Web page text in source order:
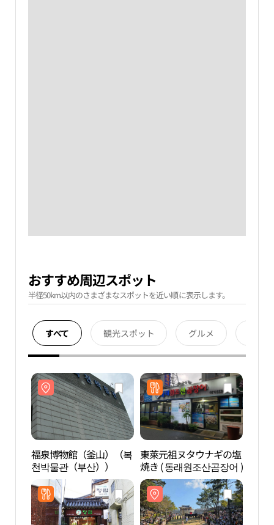
おすすめ周辺スポット
半径50km以内のさまざまなスポットを近い順に表示します。
すべて 観光スポット グルメ
福泉博物館（釜山）（복
천박물관（부산））
東萊元祖ヌタウナギの塩
焼き ( 동래원조산곰장어 )